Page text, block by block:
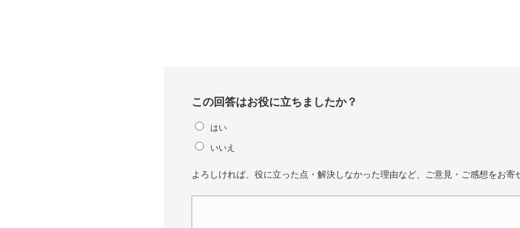
この回答はお役に立ちましたか？
はい
いいえ
よろしければ、役に立った点・解決しなかった理由など、ご意見・ご感想をお寄